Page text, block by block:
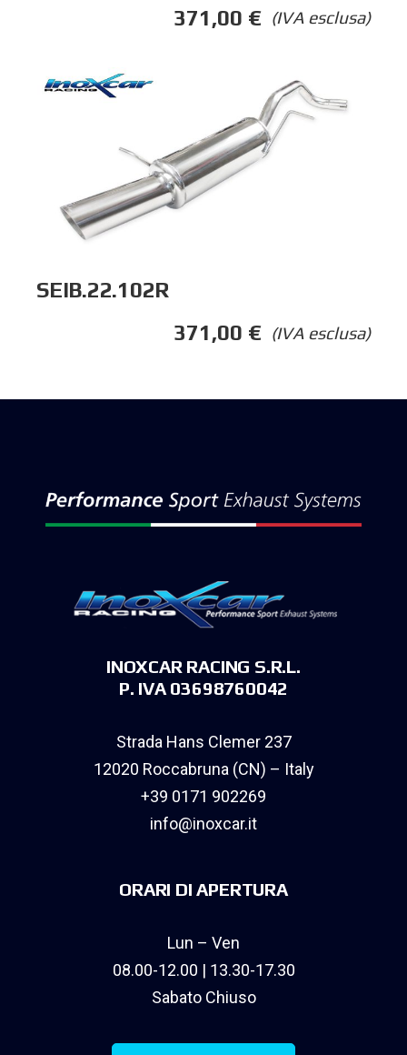
(IVA esclusa)
371,00 €
SEIB.22.102R
(IVA esclusa)
371,00 €
INOXCAR RACING S.R.L.
P. IVA 03698760042
Strada Hans Clemer 237
12020 Roccabruna (CN) – Italy
+39 0171 902269
info@inoxcar.it
ORARI DI APERTURA
Lun – Ven
08.00-12.00 | 13.30-17.30
Sabato Chiuso